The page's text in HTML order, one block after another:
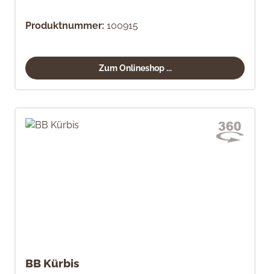
Produktnummer: 100915
Zum Onlineshop ...
BB Kürbis